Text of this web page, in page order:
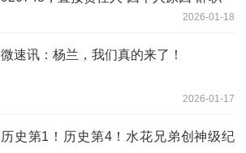
2026-01-18
微速讯：杨兰，我们真的来了！
2026-01-17
历史第1！历史第4！水花兄弟创神级纪